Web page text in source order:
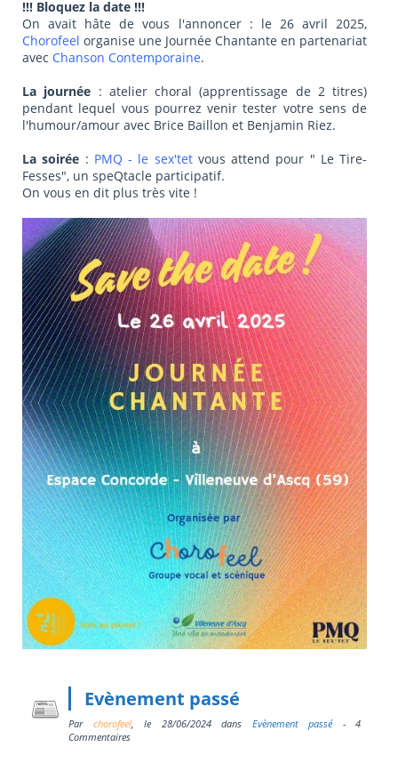
!!! Bloquez la date !!!
On avait hâte de vous l'annoncer : le 26 avril 2025,
Chorofeel organise une Journée Chantante en partenariat
avec Chanson Contemporaine.
La journée : atelier choral (apprentissage de 2 titres)
pendant lequel vous pourrez venir tester votre sens de
l'humour/amour avec Brice Baillon et Benjamin Riez.
La soirée : PMQ - le sex'tetvous attend pour " Le Tire-
Fesses", un speQtacle participatif.
On vous en dit plus très vite !
Evènement passé
Par chorofeel, le 28/06/2024dans Evènement passé- 4
Commentaires